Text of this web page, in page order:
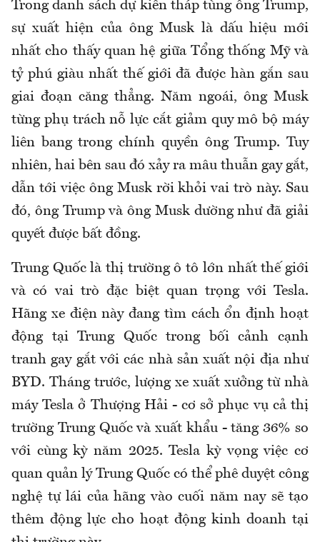
Trong danh sách dự kiến tháp tùng ông Trump,
sự xuất hiện của ông Musk là dấu hiệu mới
nhất cho thấy quan hệ giữa Tổng thống Mỹ và
tỷ phú giàu nhất thế giới đã được hàn gắn sau
giai đoạn căng thẳng. Năm ngoái, ông Musk
từng phụ trách nỗ lực cắt giảm quy mô bộ máy
liên bang trong chính quyền ông Trump. Tuy
nhiên, hai bên sau đó xảy ra mâu thuẫn gay gắt,
dẫn tới việc ông Musk rời khỏi vai trò này. Sau
đó, ông Trump và ông Musk dường như đã giải
quyết được bất đồng.
Trung Quốc là thị trường ô tô lớn nhất thế giới
và có vai trò đặc biệt quan trọng với Tesla.
Hãng xe điện này đang tìm cách ổn định hoạt
động tại Trung Quốc trong bối cảnh cạnh
tranh gay gắt với các nhà sản xuất nội địa như
BYD. Tháng trước, lượng xe xuất xưởng từ nhà
máy Tesla ở Thượng Hải - cơ sở phục vụ cả thị
trường Trung Quốc và xuất khẩu - tăng 36% so
với cùng kỳ năm 2025. Tesla kỳ vọng việc cơ
quan quản lý Trung Quốc có thể phê duyệt công
nghệ tự lái của hãng vào cuối năm nay sẽ tạo
thêm động lực cho hoạt động kinh doanh tại